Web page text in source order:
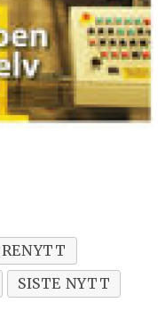
SISTE NYTT